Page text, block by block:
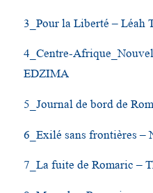
3_Pour la Liberté – Léah
4_Centre-
EDZIMA
5_Journal de bord de
6_Exilé sans frontières –
7_La fuite de Romaric –